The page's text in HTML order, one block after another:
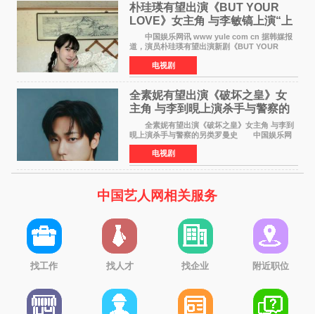
朴珪瑛有望出演《BUT YOUR
LOVE》女主角 与李敏镐上演“上
司竟是虚拟偶像”罗曼史
中国娱乐网讯 www yule com cn 据韩媒报
道，演员朴珪瑛有望出演新剧《BUT YOUR
LOVE》女主角，与李敏镐合作，引发关注。
朴珪瑛在剧中饰演游戏公司代理卓素娜一角。她
在忍受艰辛职场生
电视剧
全素妮有望出演《破坏之皇》女
主角 与李到晛上演杀手与警察的
另类罗曼史
全素妮有望出演《破坏之皇》女主角 与李到
晛上演杀手与警察的另类罗曼史 中国娱乐网
讯 www yule com cn 据韩媒报道，演员全素妮
有望出演新剧《破坏之皇》女主角，与李到晛合
作，引发关
电视剧
中国艺人网相关服务
找工作 找人才 找企业 附近职位